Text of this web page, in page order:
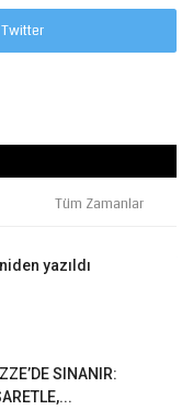
Twitter
Tüm Zamanlar
yazıldı
SINANIR: